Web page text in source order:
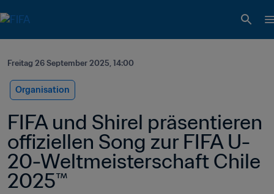
Freitag 26 September 2025, 14:00
Organisation
FIFA und Shirel präsentieren
offiziellen Song zur FIFA U-
20-Weltmeisterschaft Chile
2025™